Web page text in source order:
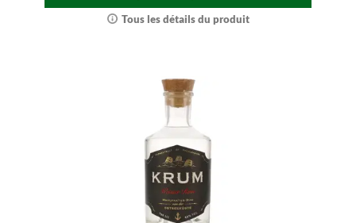
Tous les détails du produit